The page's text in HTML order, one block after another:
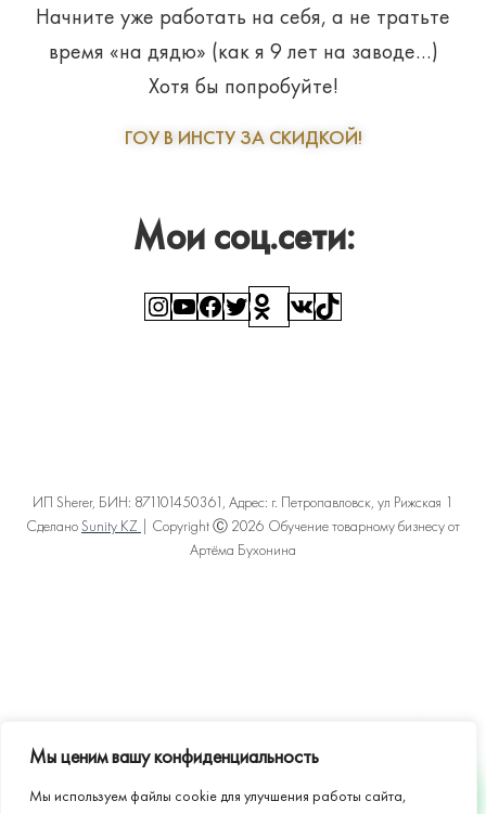
Мы ценим вашу конфиденциальность
Мы используем файлы cookie для улучшения работы сайта,
Начните уже работать на себя, а не тратьте
время «на дядю» (как я 9 лет на заводе…)
Хотя бы попробуйте!
ГОУ В ИНСТУ ЗА СКИДКОЙ!
Мои соц.сети:
Instagram
YouTube
Facebook
Twitter
Ссылка
ВКонтакте
TikTok
ИП Sherer, БИН: 871101450361, Адрес: г. Петропавловск, ул Рижская 1
Сделано Sunity KZ | Copyright Ⓒ 2026 Обучение товарному бизнесу от
Артёма Бухонина
WHATSAPP